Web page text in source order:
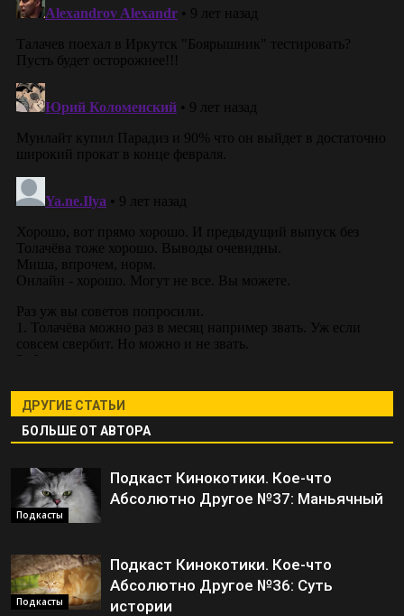
ДРУГИЕ СТАТЬИ
БОЛЬШЕ ОТ АВТОРА
Подкасты
Подкаст Кинокотики. Кое-что
Абсолютно Другое №37: Маньячный
Подкасты
Подкаст Кинокотики. Кое-что
Абсолютно Другое №36: Суть
истории